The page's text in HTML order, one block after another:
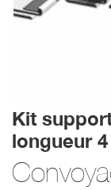
Kit
longueur